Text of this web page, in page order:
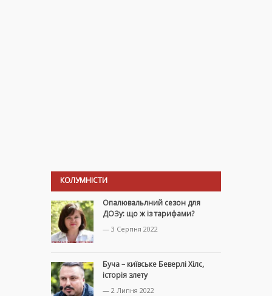
КОЛУМНІСТИ
Опалювальлний сезон для
ДОЗу: що ж із тарифами?
— 3 Серпня 2022
Буча – київське Беверлі Хілс,
історія злету
— 2 Липня 2022